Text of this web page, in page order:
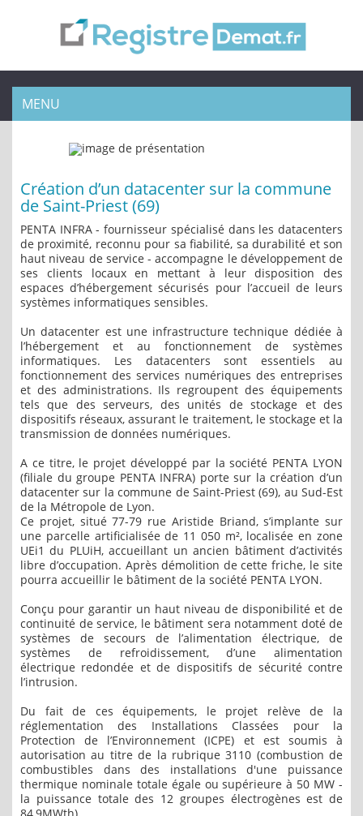
MENU
Création d’un datacenter sur la commune
de Saint-Priest (69)
PENTA INFRA - fournisseur spécialisé dans les datacenters
de proximité, reconnu pour sa fiabilité, sa durabilité et son
haut niveau de service - accompagne le développement de
ses clients locaux en mettant à leur disposition des
espaces d’hébergement sécurisés pour l’accueil de leurs
systèmes informatiques sensibles.
Un datacenter est une infrastructure technique dédiée à
l’hébergement et au fonctionnement de systèmes
informatiques. Les datacenters sont essentiels au
fonctionnement des services numériques des entreprises
et des administrations. Ils regroupent des équipements
tels que des serveurs, des unités de stockage et des
dispositifs réseaux, assurant le traitement, le stockage et la
transmission de données numériques.
A ce titre, le projet développé par la société PENTA LYON
(filiale du groupe PENTA INFRA) porte sur la création d’un
datacenter sur la commune de Saint-Priest (69), au Sud-Est
de la Métropole de Lyon.
Ce projet, situé 77-79 rue Aristide Briand, s’implante sur
une parcelle artificialisée de 11 050 m², localisée en zone
UEi1 du PLUiH, accueillant un ancien bâtiment d’activités
libre d’occupation. Après démolition de cette friche, le site
pourra accueillir le bâtiment de la société PENTA LYON.
Conçu pour garantir un haut niveau de disponibilité et de
continuité de service, le bâtiment sera notamment doté de
systèmes de secours de l’alimentation électrique, de
systèmes de refroidissement, d’une alimentation
électrique redondée et de dispositifs de sécurité contre
l’intrusion.
Du fait de ces équipements, le projet relève de la
réglementation des Installations Classées pour la
Protection de l’Environnement (ICPE) et est soumis à
autorisation au titre de la rubrique 3110 (combustion de
combustibles dans des installations d'une puissance
thermique nominale totale égale ou supérieure à 50 MW -
la puissance totale des 12 groupes électrogènes est de